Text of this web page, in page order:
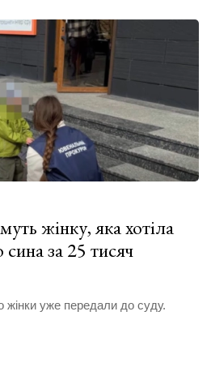
жінку, яка хотіла
за 25 тисяч
уже передали до суду.